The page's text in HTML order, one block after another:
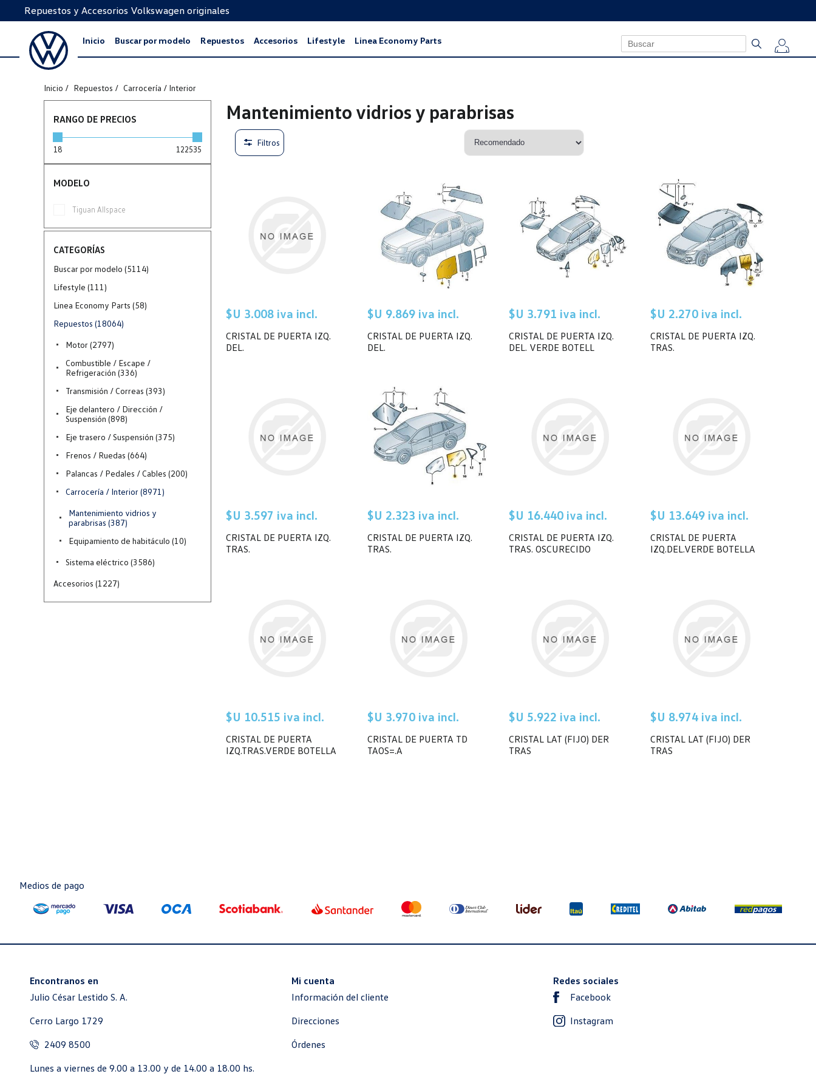
Repuestos y Accesorios Volkswagen originales
Inicio Buscar por modelo Repuestos Accesorios Lifestyle Linea Economy Parts
Inicio Repuestos Carrocería / Interior
Mantenimiento vidrios y parabrisas
Filtros
$U 3.008 iva incl.
CRISTAL DE PUERTA IZQ.
DEL.
$U 9.869 iva incl.
CRISTAL DE PUERTA IZQ.
DEL.
$U 3.791 iva incl.
CRISTAL DE PUERTA IZQ.
DEL. VERDE BOTELL
$U 2.270 iva incl.
CRISTAL DE PUERTA IZQ.
TRAS.
$U 3.597 iva incl.
CRISTAL DE PUERTA IZQ.
TRAS.
$U 2.323 iva incl.
CRISTAL DE PUERTA IZQ.
TRAS.
$U 16.440 iva incl.
CRISTAL DE PUERTA IZQ.
TRAS. OSCURECIDO
$U 13.649 iva incl.
CRISTAL DE PUERTA
IZQ.DEL.VERDE BOTELLA
$U 10.515 iva incl.
CRISTAL DE PUERTA
IZQ.TRAS.VERDE BOTELLA
$U 3.970 iva incl.
CRISTAL DE PUERTA TD
TAOS=.A
$U 5.922 iva incl.
CRISTAL LAT (FIJO) DER
TRAS
$U 8.974 iva incl.
CRISTAL LAT (FIJO) DER
TRAS
$U 5.922 iva incl. $U 8.974 iva incl. $U 6.302 iva incl. $U 6.302 iva incl.
RANGO DE PRECIOS
18 122535
MODELO
Tiguan Allspace
CATEGORÍAS
Buscar por modelo (5114)
Lifestyle (111)
Linea Economy Parts (58)
Repuestos (18064)
Motor (2797)
Combustible / Escape /
Refrigeración (336)
Transmisión / Correas (393)
Eje delantero / Dirección /
Suspensión (898)
Eje trasero / Suspensión (375)
Frenos / Ruedas (664)
Palancas / Pedales / Cables (200)
Carrocería / Interior (8971)
Mantenimiento vidrios y
parabrisas (387)
Equipamiento de habitáculo (10)
Sistema eléctrico (3586)
Accesorios (1227)